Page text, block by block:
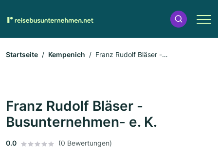
Startseite Kempenich
Franz Rudolf Bläser -
Franz Rudolf Bläser -
Busunternehmen- e. K.
0.0 (0 Bewertungen)